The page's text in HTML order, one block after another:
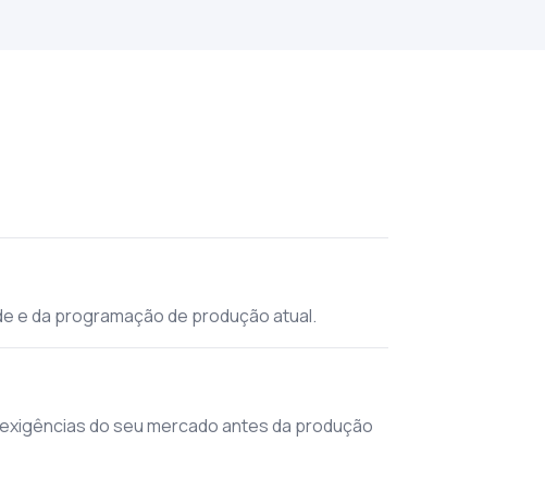
e da programação de produção atual.
do seu mercado antes da produção